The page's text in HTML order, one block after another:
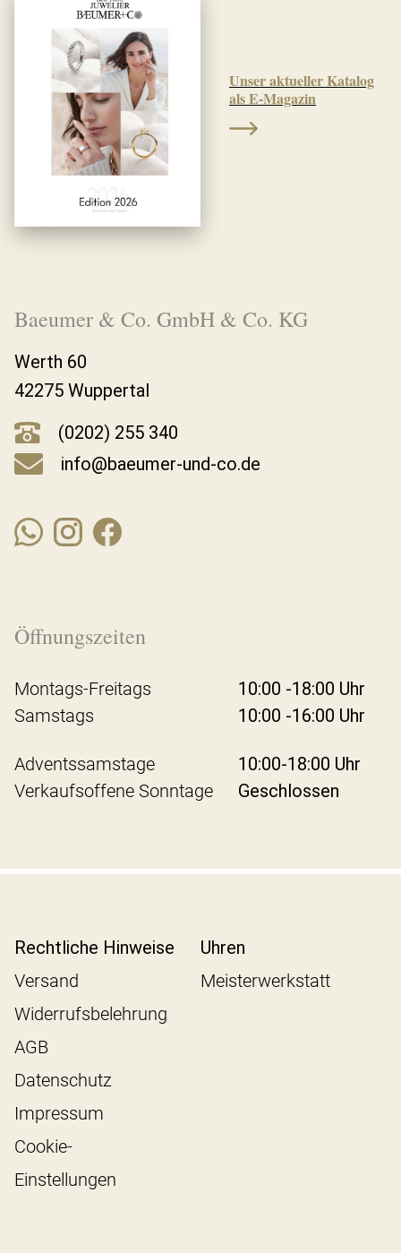
Unser aktueller Katalog
als E-Magazin
Baeumer & Co. GmbH & Co. KG
Werth 60
42275 Wuppertal
(0202) 255 340
info@baeumer-und-co.de
Öffnungszeiten
Montags-Freitags
10:00 -18:00 Uhr
Samstags
10:00 -16:00 Uhr
Adventssamstage
10:00-18:00 Uhr
Verkaufsoffene Sonntage
Geschlossen
Rechtliche Hinweise
Versand
Widerrufsbelehrung
AGB
Datenschutz
Impressum
Cookie-
Einstellungen
Uhren
Meisterwerkstatt